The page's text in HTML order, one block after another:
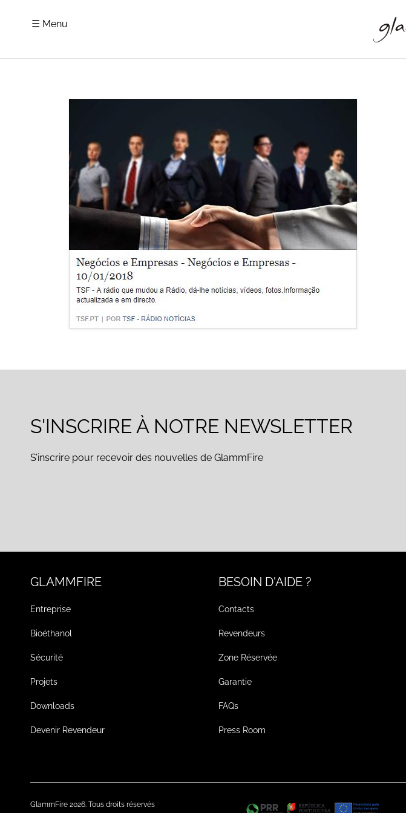
☰ Menu
S'INSCRIRE À NOTRE NEWSLETTER
S’inscrire pour recevoir des nouvelles de GlammFire
GLAMMFIRE
Entreprise
Bioéthanol
Sécurité
Projets
Downloads
Devenir Revendeur
BESOIN D'AIDE ?
Contacts
Revendeurs
Zone Réservée
Garantie
FAQs
Press Room
GlammFire 2026. Tous droits réservés